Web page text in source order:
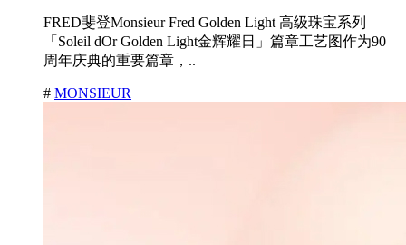
FRED斐登Monsieur Fred Golden Light 高级珠宝系列
「Soleil dOr Golden Light金辉耀日」篇章工艺图作为90
周年庆典的重要篇章，..
# MONSIEUR